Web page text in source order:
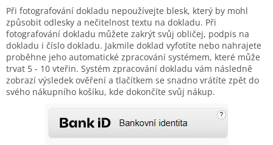
Při fotografování dokladu nepoužívejte blesk, který by mohl
způsobit odlesky a nečitelnost textu na dokladu. Při
fotografování dokladu můžete zakrýt svůj obličej, podpis na
dokladu i číslo dokladu. Jakmile doklad vyfotíte nebo nahrajete
proběhne jeho automatické zpracování systémem, které může
trvat 5 - 10 vteřin. Systém zpracování dokladu vám následně
zobrazí výsledek ověření a tlačítkem se snadno vrátíte zpět do
svého nákupního košíku, kde dokončíte svůj nákup.